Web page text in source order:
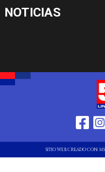
NOTICIAS
SITIO WEB CREADO CON